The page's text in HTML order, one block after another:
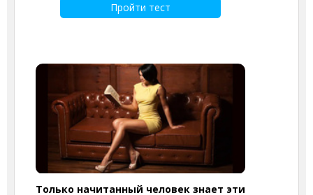
Пройти тест
Только начитанный человек знает эти